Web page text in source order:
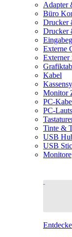
Adapter
Büro
Drucker
Drucker
Externe
Externer
Kabel
Monitor
PC-
PC-
Tinte &
USB
USB
Monitore